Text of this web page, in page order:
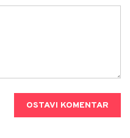
OSTAVI KOMENTAR